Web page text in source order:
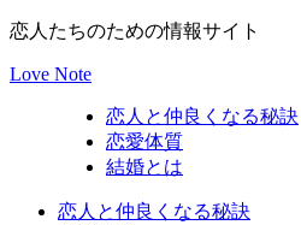
恋人たちのための情報サイト
Love Note
恋人と仲良くなる秘訣
恋愛体質
結婚とは
恋人と仲良くなる秘訣